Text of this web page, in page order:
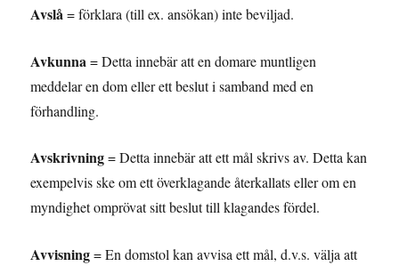
Avslå= förklara (till ex. ansökan) inte beviljad.
Avkunna= Detta innebär att en domare muntligen
meddelar en dom eller ett beslut i samband med en
förhandling.
Avskrivning= Detta innebär att ett mål skrivs av. Detta kan
exempelvis ske om ett överklagande återkallats eller om en
myndighet omprövat sitt beslut till klagandes fördel.
Avvisning= En domstol kan avvisa ett mål, d.v.s. välja att